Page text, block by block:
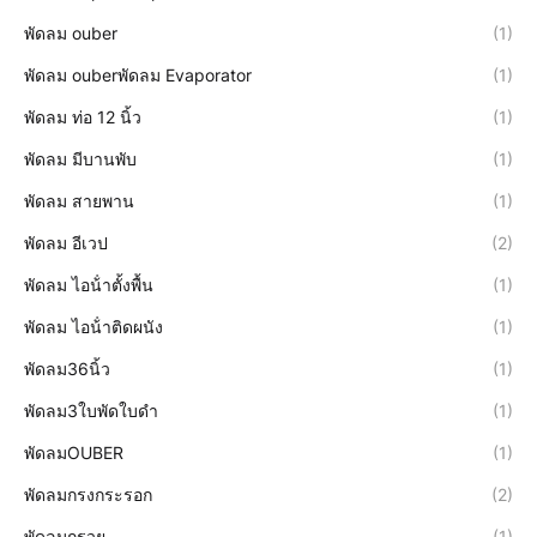
พัดลม ouber (1)
พัดลม ouberพัดลม Evaporator (1)
พัดลม ท่อ 12 นิ้ว (1)
พัดลม มีบานพับ (1)
พัดลม สายพาน (1)
พัดลม อีเวป (2)
พัดลม ไอน้ําตั้งพื้น (1)
พัดลม ไอน้ําติดผนัง (1)
พัดลม36นิ้ว (1)
พัดลม3ใบพัดใบดำ (1)
พัดลมOUBER (1)
พัดลมกรงกระรอก (2)